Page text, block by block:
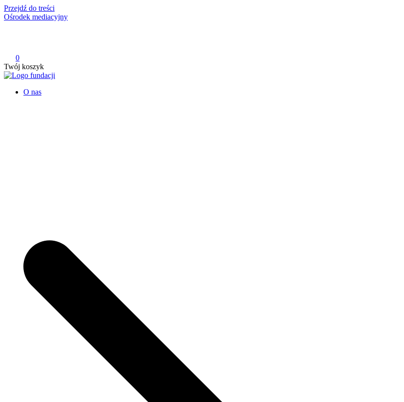
Przejdź do treści
Ośrodek mediacyjny
0
Twój koszyk
Fundacja 4 KROKI
Tworzymy świat oparty na empatycznym i szczerym kontakcie
O nas